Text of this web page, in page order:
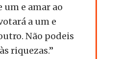
um e amar ao
a um e
Não podeis
riquezas.”